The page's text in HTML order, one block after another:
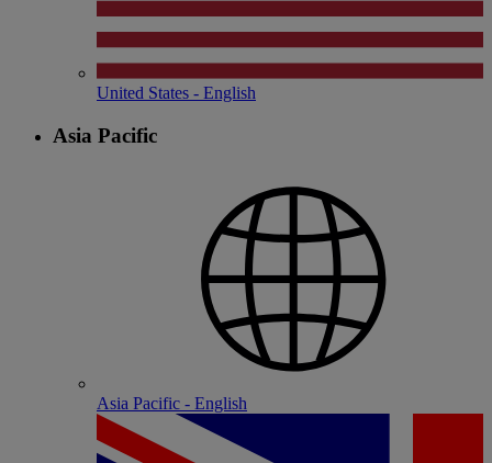
United States - English
Asia Pacific
Asia Pacific - English